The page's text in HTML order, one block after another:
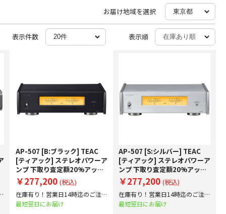
お届け地域を選択
表示件数 表示順
AP-507 [B:ブラック] TEAC
[ティアック] ステレオパワーア
ンプ 下取り査定額20%アップ
実施中！
￥277,200 (税込)
在庫有り！営業日14時迄のご注文
で即日出荷！
最短翌日にお届け
AP-507 [S:シルバー] TEAC
[ティアック] ステレオパワーア
ンプ 下取り査定額20%アップ
実施中！
￥277,200 (税込)
在庫有り！営業日14時迄のご注文
で即日出荷！
最短翌日にお届け